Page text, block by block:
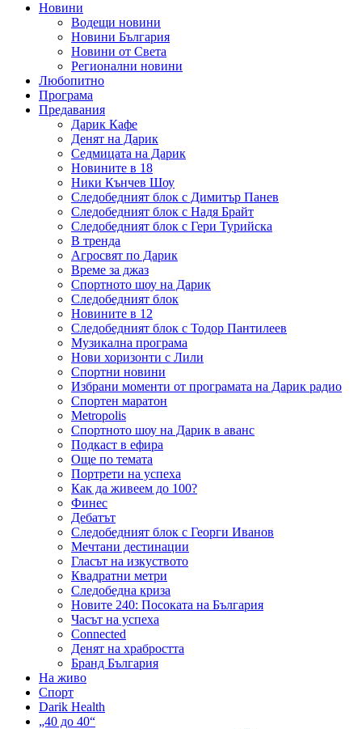
Новини
Водещи новини
Новини България
Новини от Света
Регионални новини
Любопитно
Програма
Предавания
Дарик Кафе
Денят на Дарик
Седмицата на Дарик
Новините в 18
Ники Кънчев Шоу
Следобедният блок с Димитър Панев
Следобедният блок с Надя Брайт
Следобедният блок с Гери Турийска
В тренда
Агросвят по Дарик
Време за джаз
Спортното шоу на Дарик
Следобедният блок
Новините в 12
Следобедният блок с Тодор Пантилеев
Музикална програма
Нови хоризонти с Лили
Спортни новини
Избрани моменти от програмата на Дарик радио
Спортен маратон
Metropolis
Спортното шоу на Дарик в аванс
Подкаст в ефира
Още по темата
Портрети на успеха
Как да живеем до 100?
Финес
Дебатът
Следобедният блок с Георги Иванов
Мечтани дестинации
Гласът на изкуството
Квадратни метри
Следобедна криза
Новите 240: Посоката на България
Часът на успеха
Connected
Денят на храбростта
Бранд България
На живо
Спорт
Darik Health
„40 до 40“